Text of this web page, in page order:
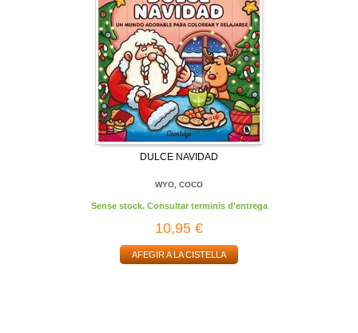
DULCE NAVIDAD
WYO, COCO
Sense stock. Consultar terminis d'entrega
10,95 €
AFEGIR A LA CISTELLA